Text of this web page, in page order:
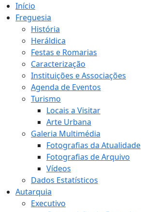
Início
Freguesia
História
Heráldica
Festas e Romarias
Caracterização
Instituições e Associações
Agenda de Eventos
Turismo
Locais a Visitar
Arte Urbana
Galeria Multimédia
Fotografias da Atualidade
Fotografias de Arquivo
Vídeos
Dados Estatísticos
Autarquia
Executivo